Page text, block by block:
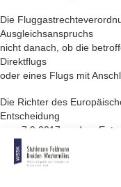
Die
Ausgleichsanspruchs
nicht danach, ob die
Direktflugs
oder eines Flugs mit
Die Richter des
Entscheidung
vom 7.9.2017 zu dem
im Fall
der Annullierung oder